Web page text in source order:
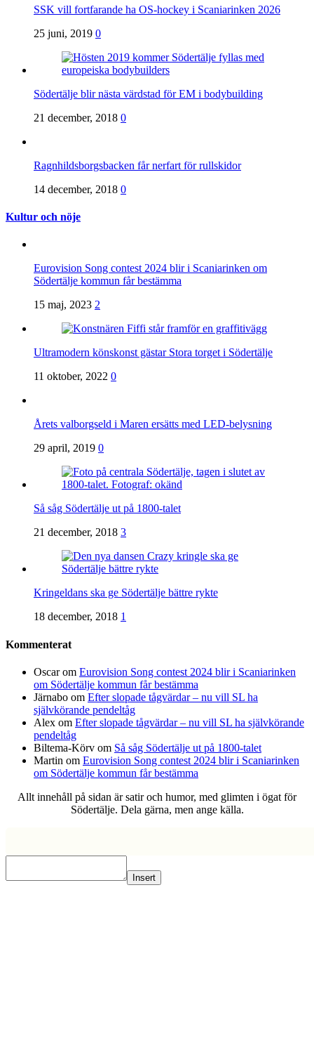
SSK vill fortfarande ha OS-hockey i Scaniarinken 2026
25 juni, 2019 0
Södertälje blir nästa värdstad för EM i bodybuilding
21 december, 2018 0
Ragnhildsborgsbacken får nerfart för rullskidor
14 december, 2018 0
Kultur och nöje
Eurovision Song contest 2024 blir i Scaniarinken om
Södertälje kommun får bestämma
15 maj, 2023 2
Ultramodern könskonst gästar Stora torget i Södertälje
11 oktober, 2022 0
Årets valborgseld i Maren ersätts med LED-belysning
29 april, 2019 0
Så såg Södertälje ut på 1800-talet
21 december, 2018 3
Kringeldans ska ge Södertälje bättre rykte
18 december, 2018 1
Kommenterat
Oscarom Eurovision Song contest 2024 blir i Scaniarinken
om Södertälje kommun får bestämma
Järnabo om Efter slopade tågvärdar – nu vill SL ha
självkörande pendeltåg
Alex om Efter slopade tågvärdar – nu vill SL ha självkörande
pendeltåg
Biltema-Körv om Så såg Södertälje ut på 1800-talet
Martin om Eurovision Song contest 2024 blir i Scaniarinken
om Södertälje kommun får bestämma
Allt innehåll på sidan är satir och humor, med glimten i ögat för
Södertälje. Dela gärna, men ange källa.
Insert